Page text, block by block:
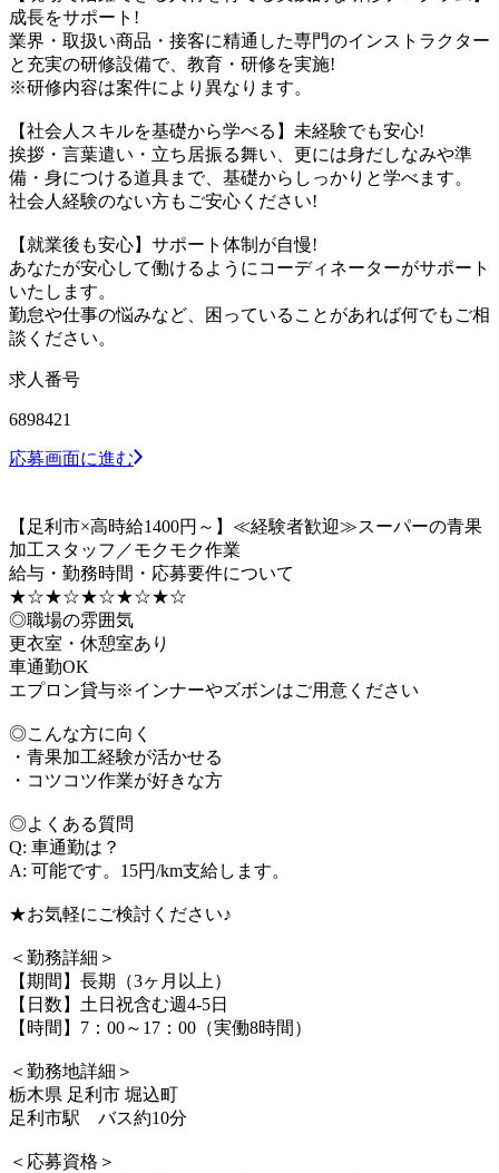
成長をサポート!
業界・取扱い商品・接客に精通した専門のインストラクター
と充実の研修設備で、教育・研修を実施!
※研修内容は案件により異なります。
【社会人スキルを基礎から学べる】未経験でも安心!
挨拶・言葉遣い・立ち居振る舞い、更には身だしなみや準
備・身につける道具まで、基礎からしっかりと学べます。
社会人経験のない方もご安心ください!
【就業後も安心】サポート体制が自慢!
あなたが安心して働けるようにコーディネーターがサポート
いたします。
勤怠や仕事の悩みなど、困っていることがあれば何でもご相
談ください。
求人番号
6898421
応募画面に進む
【足利市×高時給1400円～】≪経験者歓迎≫スーパーの青果
加工スタッフ／モクモク作業
給与・勤務時間・応募要件について
★☆★☆★☆★☆★☆
◎職場の雰囲気
更衣室・休憩室あり
車通勤OK
エプロン貸与※インナーやズボンはご用意ください
◎こんな方に向く
・青果加工経験が活かせる
・コツコツ作業が好きな方
◎よくある質問
Q: 車通勤は？
A: 可能です。15円/km支給します。
★お気軽にご検討ください♪
＜勤務詳細＞
【期間】長期（3ヶ月以上）
【日数】土日祝含む週4-5日
【時間】7：00～17：00（実働8時間）
＜勤務地詳細＞
栃木県 足利市 堀込町
足利市駅 バス約10分
＜応募資格＞